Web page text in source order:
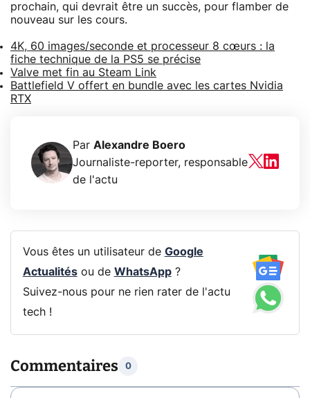
prochain, qui devrait être un succès, pour flamber de
nouveau sur les cours.
4K, 60 images/seconde et processeur 8 cœurs : la
fiche technique de la PS5 se précise
Valve met fin au Steam Link
Battlefield V offert en bundle avec les cartes Nvidia
RTX
Par Alexandre Boero
Journaliste-reporter, responsable
de l'actu
Vous êtes un utilisateur de Google
Actualitésou de WhatsApp?
Suivez-nous pour ne rien rater de l'actu
tech !
Commentaires 0